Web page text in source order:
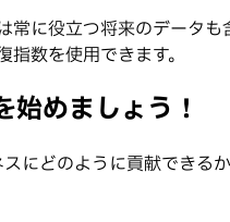
常に役立つ将来のデータ
数を使用できます。
めましょう！
にどのように貢献できる